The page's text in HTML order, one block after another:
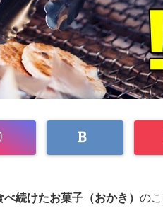
続けたお菓子（おかき） の